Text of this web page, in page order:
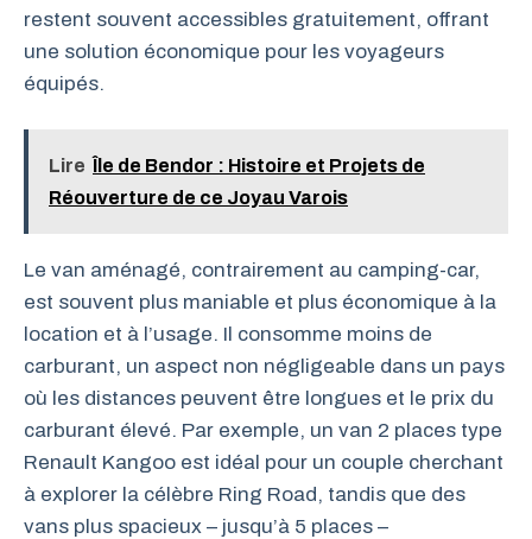
restent souvent accessibles gratuitement, offrant
une solution économique pour les voyageurs
équipés.
Lire Île de Bendor : Histoire et Projets de
Réouverture de ce Joyau Varois
Le van aménagé, contrairement au camping-car,
est souvent plus maniable et plus économique à la
location et à l’usage. Il consomme moins de
carburant, un aspect non négligeable dans un pays
où les distances peuvent être longues et le prix du
carburant élevé. Par exemple, un van 2 places type
Renault Kangoo est idéal pour un couple cherchant
à explorer la célèbre Ring Road, tandis que des
vans plus spacieux – jusqu’à 5 places –